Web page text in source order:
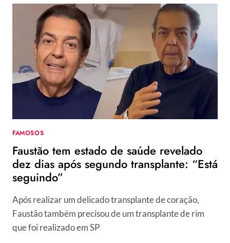
FAMOSOS
Faustão tem estado de saúde revelado
dez dias após segundo transplante: “Está
seguindo”
Após realizar um delicado transplante de coração,
Faustão também precisou de um transplante de rim
que foi realizado em SP